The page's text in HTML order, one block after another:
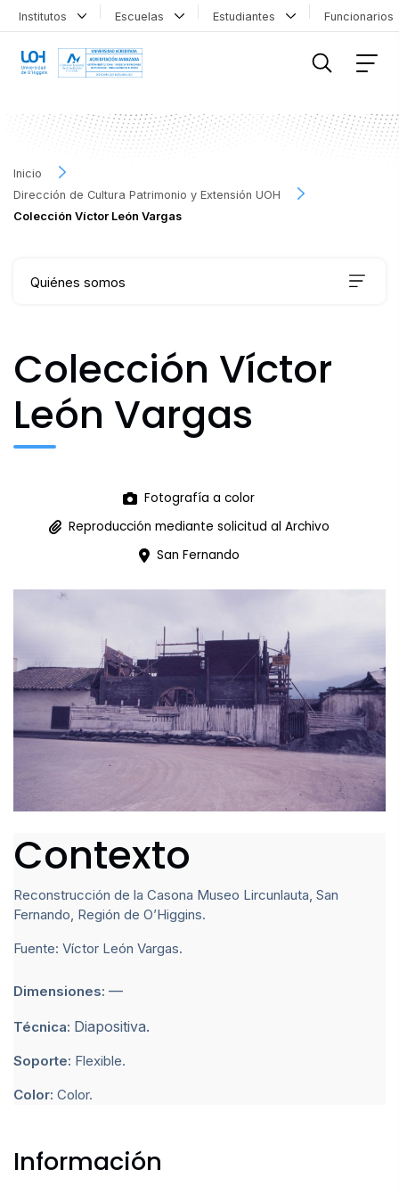
Institutos Escuelas Estudiantes
Inicio
Dirección de Cultura Patrimonio y Extensión UOH
Colección Víctor León Vargas
Quiénes somos
Agenda Cultural
Archivo Fotográfico y Documental
Colección Víctor
León Vargas
Fotografía a color
Reproducción mediante solicitud al Archivo
San Fernando
Contexto
Reconstrucción de la Casona Museo Lircunlauta, San
Fernando, Región de O’Higgins.
Fuente: Víctor León Vargas.
Dimensiones: —
Técnica: Diapositiva.
Soporte: Flexible.
Color: Color.
Información